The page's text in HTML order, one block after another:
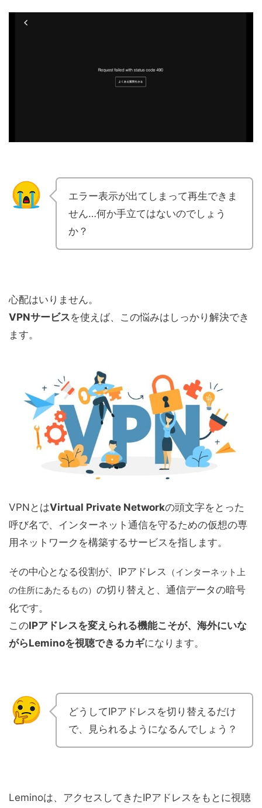
エラー表示が出てしまって再生できま
せん…何か手立てはないのでしょう
か？
心配はいりません。
VPNサービスを使えば、この悩みはしっかり解決でき
ます。
VPNとはVirtual Private Networkの頭文字をとった
呼び名で、インターネット通信を守るための仮想の専
用ネットワークを構築するサービスを指します。
その中心となる役割が、IPアドレス
（インターネット上
の住所にあたるもの） の切り替えと、通信データの暗号
化です。
このIPアドレスを変えられる機能こそが、海外にいな
がらLeminoを視聴できるカギになります。
どうしてIPアドレスを切り替えるだけ
で、見られるようになるんでしょう？
Leminoは、アクセスしてきたIPアドレスをもとに視聴